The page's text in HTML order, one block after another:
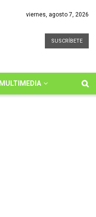
viernes, agosto 7, 2026
SUSCRÍBETE
MULTIMEDIA